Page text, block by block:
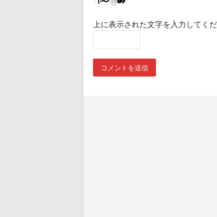
上に表示された文字を入力してく